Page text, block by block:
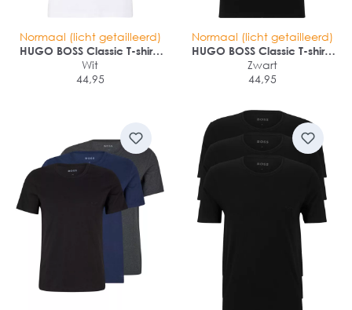
Normaal (licht getailleerd)
HUGO BOSS Classic T-shirts
regular fit (3-pack)
Wit
44,95
Normaal (licht getailleerd)
HUGO BOSS Classic T-shirts
regular fit (3-pack)
Zwart
44,95